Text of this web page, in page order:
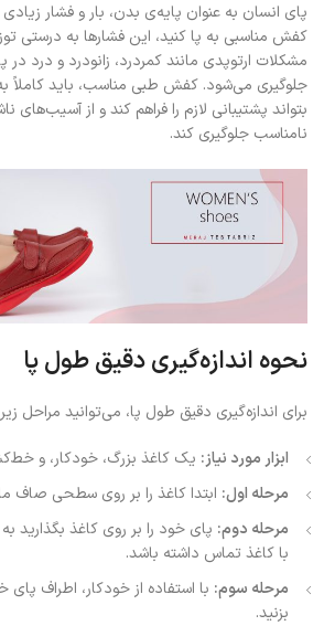
پای انسان به عنوان پایه‌ی بدن، بار و فشار
کفش مناسبی به پا کنید، این فشارها به درستی
مشکلات ارتوپدی مانند کمردرد، زانودرد و درد در
جلوگیری می‌شود. کفش طبی مناسب، باید کاملاً به
بتواند پشتیبانی لازم را فراهم کند و از آسیب‌های
نامناسب جلوگیری کند.
نحوه اندازه‌گیری دقیق طول پا
برای اندازه‌گیری دقیق طول پا، می‌توانید مراحل زیر
ابزار مورد نیاز: یک کاغذ بزرگ، خودکار، و
مرحله اول: ابتدا کاغذ را بر روی سطحی صاف
مرحله دوم: پای خود را بر روی کاغذ بگذارید
با کاغذ تماس داشته باشد.
مرحله سوم: با استفاده از خودکار، اطراف
بزنید.